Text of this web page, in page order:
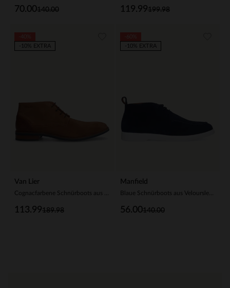
140.00
70.00 199.98
119.99
Van Lier
189.98
113.99
-10% EXTRA
Manfield
140.00
56.00
-10% EXTRA